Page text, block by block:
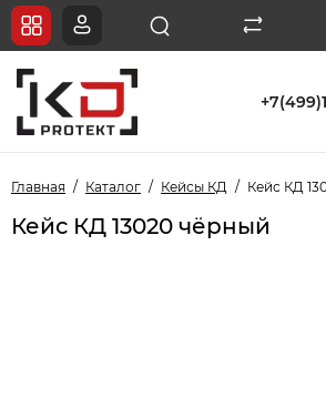
Главная Каталог Кейсы КД Кейс КД
Кейс КД 13020 чёрный